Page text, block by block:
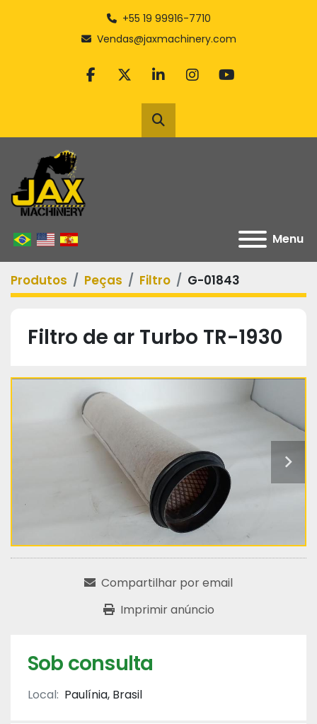
+55 19 99916-7710
Vendas@jaxmachinery.com
facebook
twitterlinkedininstagram
youtube
Pesquisar
Menu
Produtos Peças Filtro G-01843
Filtro de ar Turbo TR-1930
Compartilhar por email
Imprimir anúncio
Sob consulta
Local: Paulínia, Brasil